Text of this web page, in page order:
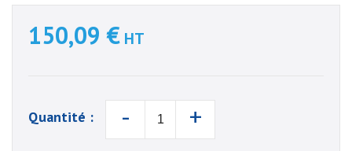
150,09 € HT
Quantité : - +